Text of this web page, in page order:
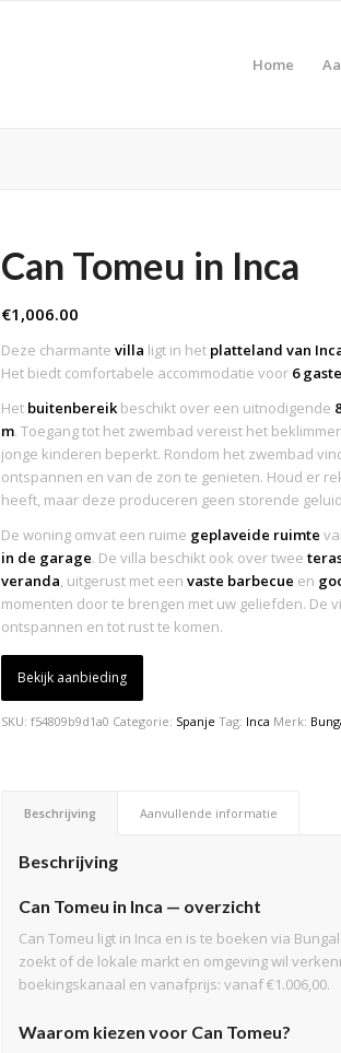
Home
Can Tomeu in Inca
€1,006.00
Deze charmantevilla ligt in het platteland van
Het biedt comfortabele accommodatie voor 6
Het buitenbereikbeschikt over een uitnodigende
m. Toegang tot het zwembad vereist het
jonge kinderen beperkt. Rondom het zwembad
ontspannen en van de zon te genieten. Houd er
heeft, maar deze produceren geen storende
De woning omvat een ruime geplaveide ruimte
in de garage. De villa beschikt ook over twee
veranda, uitgerust met eenvaste barbecue en
momenten door te brengen met uw geliefden. De
ontspannen en tot rust te komen.
Bekijk aanbieding
SKU:f54809b9d1a0 Categorie: Spanje Tag: Inca Merk:
Beschrijving Aanvullende informatie
Beschrijving
Can Tomeu in Inca — overzicht
Can Tomeu ligt in Inca en is te boeken via
zoekt of de lokale markt en omgeving wil
boekingskanaal en vanafprijs: vanaf €1.006,00.
Waarom kiezen voor Can Tomeu?